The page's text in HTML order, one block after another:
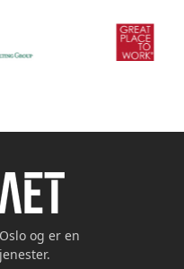
og er en